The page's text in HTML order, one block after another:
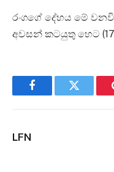
රංගගේ දේහය මේ
අවසන් කටයුතු හෙට
FacebookTwitter
LFN